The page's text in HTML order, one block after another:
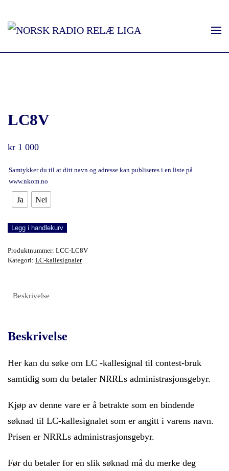
LC8V
kr 1 000
Samtykker du til at ditt navn og adresse kan publiseres i en liste på
www.nkom.no
Ja Nei
LC8V
Legg i handlekurv
Produktnummer: LCC-LC8V
Kategori: LC-kallesignaler
Beskrivelse
Beskrivelse
Her kan du søke om LC -kallesignal til contest-bruk
samtidig som du betaler NRRLs administrasjonsgebyr.
Kjøp av denne vare er å betrakte som en bindende
søknad til LC-kallesignalet som er angitt i varens navn.
Prisen er NRRLs administrasjonsgebyr.
Før du betaler for en slik søknad må du merke deg